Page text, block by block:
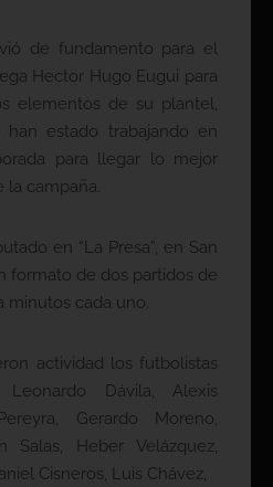
de fundamento para el
Hector Hugo Eugui para
elementos de su plantel,
estado trabajando en
para llegar lo mejor
la campaña.
en “La Presa”, en San
formato de dos partidos de
minutos cada uno.
actividad los futbolistas
Leonardo Dávila, Alexis
Gerardo Moreno,
Salas, Heber Velázquez,
Cisneros, Luis Chávez,